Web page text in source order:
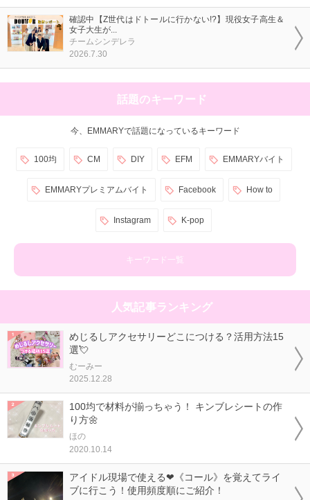
確認中【Z世代はドトールに行かない!?】現役女子高生＆
女子大生が...
チームシンデレラ
2026.7.30
話題のキーワード
今、EMMARYで話題になっているキーワード
100均 CM DIY EFM EMMARYバイト
EMMARYプレミアムバイト Facebook How to
Instagram K-pop
キーワード一覧
人気記事ランキング
めじるしアクセサリーどこにつける？活用方法15
選💘
むーみー
2025.12.28
100均で材料が揃っちゃう！ キンブレシートの作
り方🌼
ほの
2020.10.14
アイドル現場で使える❤《コール》を覚えてライ
ブに行こう！使用頻度順にご紹介！